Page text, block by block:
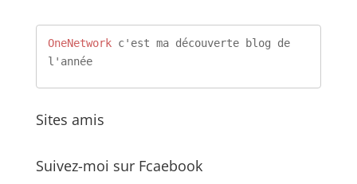
OneNetwork c'est ma découverte blog de
l'année
Sites amis
Suivez-moi sur Fcaebook